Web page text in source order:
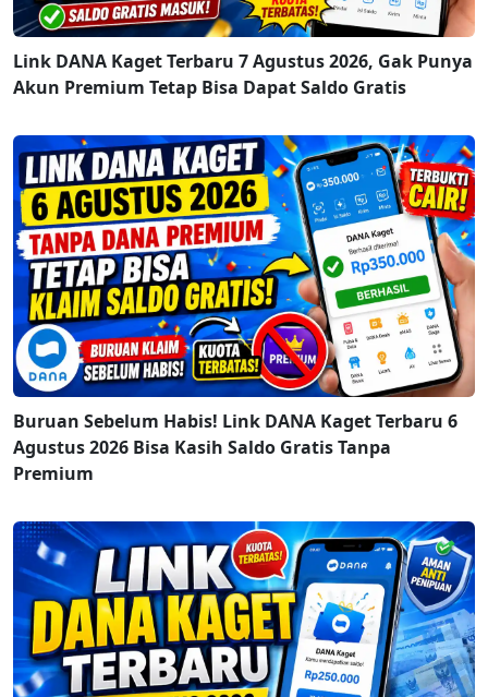
Link DANA Kaget Terbaru 7 Agustus 2026, Gak Punya
Akun Premium Tetap Bisa Dapat Saldo Gratis
Buruan Sebelum Habis! Link DANA Kaget Terbaru 6
Agustus 2026 Bisa Kasih Saldo Gratis Tanpa
Premium